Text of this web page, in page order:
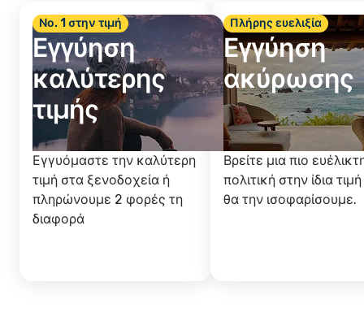
Νο. 1 στην τιμή
Εγγύηση
καλύτερης
τιμής
Εγγυόμαστε την καλύτερη
τιμή στα ξενοδοχεία ή
πληρώνουμε 2 φορές τη
διαφορά
Πλήρης ευελιξία
Εγγύηση
ακύρωσης
Βρείτε μια πιο
πολιτική στην ίδια
θα την ισοφαρίσουμε.